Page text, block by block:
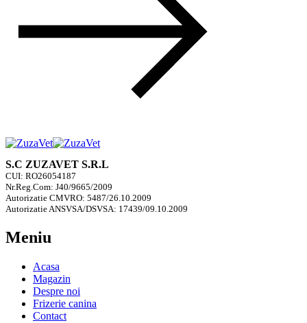
S.C ZUZAVET S.R.L
CUI: RO26054187
Nr.Reg.Com: J40/9665/2009
Autorizatie CMVRO: 5487/26.10.2009
Autorizatie ANSVSA/DSVSA: 17439/09.10.2009
Meniu
Acasa
Magazin
Despre noi
Frizerie canina
Contact